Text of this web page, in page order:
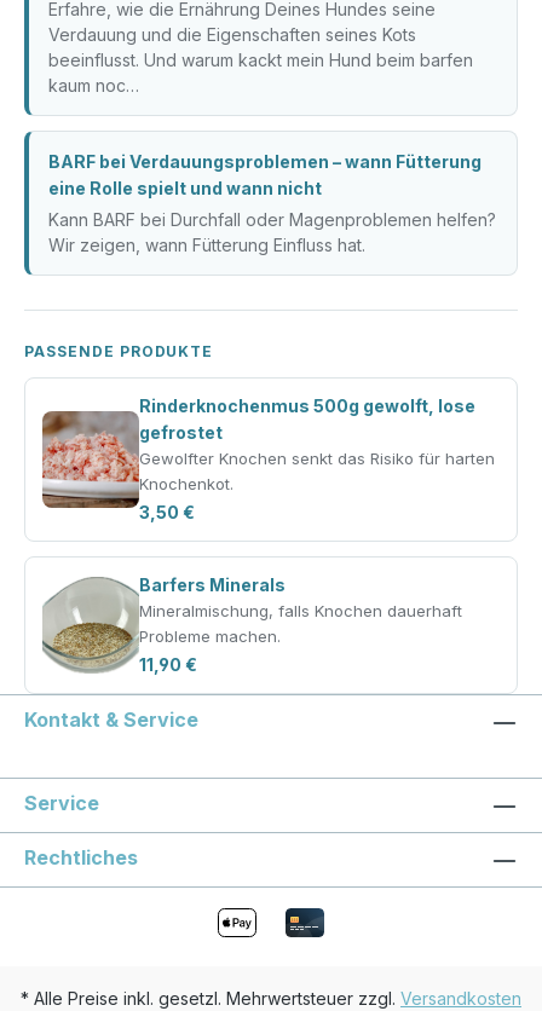
Erfahre, wie die Ernährung Deines Hundes seine
Verdauung und die Eigenschaften seines Kots
beeinflusst. Und warum kackt mein Hund beim barfen
kaum noc…
BARF bei Verdauungsproblemen – wann Fütterung
eine Rolle spielt und wann nicht
Kann BARF bei Durchfall oder Magenproblemen helfen?
Wir zeigen, wann Fütterung Einfluss hat.
PASSENDE PRODUKTE
Rinderknochenmus 500g gewolft, lose
gefrostet
Gewolfter Knochen senkt das Risiko für harten
Knochenkot.
3,50 €
Barfers Minerals
Mineralmischung, falls Knochen dauerhaft
Probleme machen.
11,90 €
Kontakt & Service
Service
Rechtliches
* Alle Preise inkl. gesetzl. Mehrwertsteuer zzgl. Versandkosten